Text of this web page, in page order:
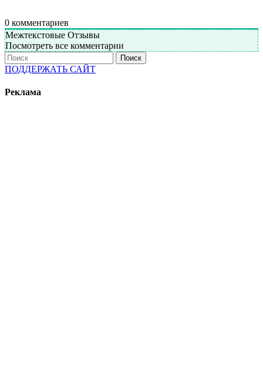
0 комментариев
Межтекстовые Отзывы
Посмотреть все комментарии
Поиск
ПОДДЕРЖАТЬ САЙТ
Реклама